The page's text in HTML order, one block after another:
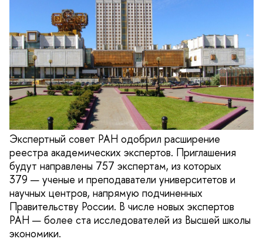
Экспертный совет РАН одобрил расширение
реестра академических экспертов. Приглашения
будут направлены 757 экспертам, из которых
379 — ученые и преподаватели университетов и
научных центров, напрямую подчиненных
Правительству России. В числе новых экспертов
РАН — более ста исследователей из Высшей школы
экономики.